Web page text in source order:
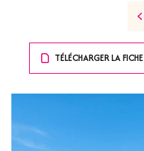
TÉLÉCHARGER LA FICHE